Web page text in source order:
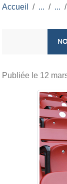
Accueil
Publiée le 12